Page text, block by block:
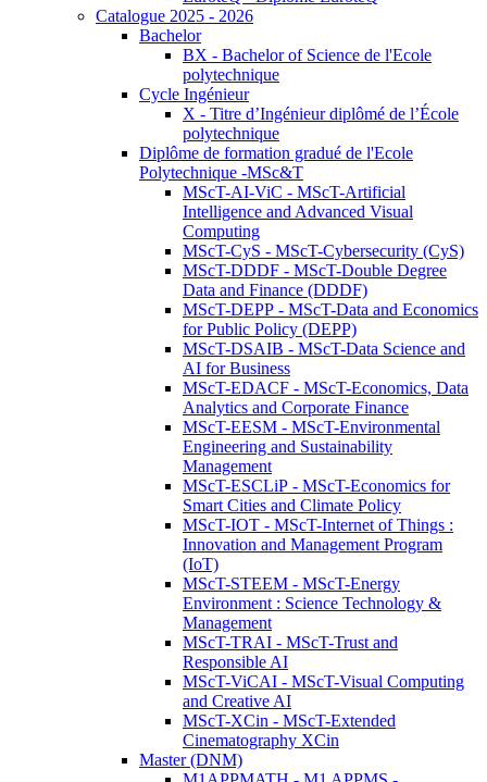
Catalogue 2025 - 2026
Bachelor
BX - Bachelor of Science de l'Ecole
polytechnique
Cycle Ingénieur
X - Titre d’Ingénieur diplômé de l’École
polytechnique
Diplôme de formation gradué de l'Ecole
Polytechnique -MSc&T
MScT-AI-ViC - MScT-Artificial
Intelligence and Advanced Visual
Computing
MScT-CyS - MScT-Cybersecurity (CyS)
MScT-DDDF - MScT-Double Degree
Data and Finance (DDDF)
MScT-DEPP - MScT-Data and Economics
for Public Policy (DEPP)
MScT-DSAIB - MScT-Data Science and
AI for Business
MScT-EDACF - MScT-Economics, Data
Analytics and Corporate Finance
MScT-EESM - MScT-Environmental
Engineering and Sustainability
Management
MScT-ESCLiP - MScT-Economics for
Smart Cities and Climate Policy
MScT-IOT - MScT-Internet of Things :
Innovation and Management Program
(IoT)
MScT-STEEM - MScT-Energy
Environment : Science Technology &
Management
MScT-TRAI - MScT-Trust and
Responsible AI
MScT-ViCAI - MScT-Visual Computing
and Creative AI
MScT-XCin - MScT-Extended
Cinematography XCin
Master (DNM)